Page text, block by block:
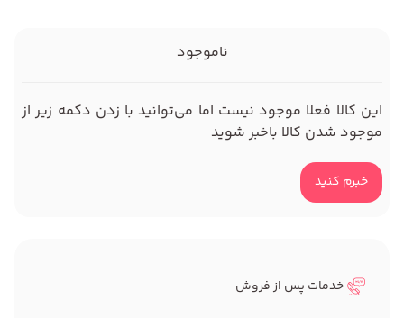
ناموجود
این کالا فعلا موجود نیست اما می‌توانید با زدن دکمه زیر از
موجود شدن کالا باخبر شوید
خبرم کنید
خدمات پس از فروش